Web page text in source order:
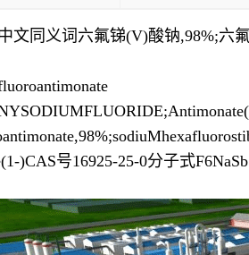
文同义词六氟锑(V)酸钠,98%;六
)CAS号16925-25-0分子式F6NaSb